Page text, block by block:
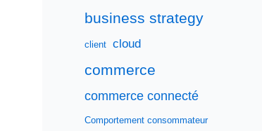
business strategy
client cloud
commerce
commerce connecté
Comportement consommateur